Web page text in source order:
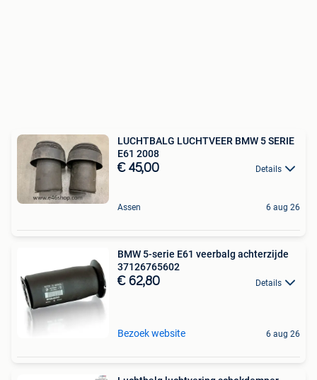
LUCHTBALG LUCHTVEER BMW 5 SERIE
E61 2008
€ 45,00 Details
Assen 6 aug 26
BMW 5-serie E61 veerbalg achterzijde
37126765602
€ 62,80 Details
Bezoek website 6 aug 26